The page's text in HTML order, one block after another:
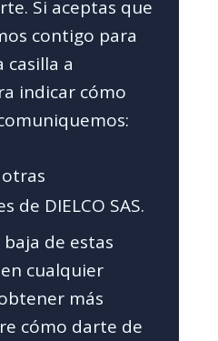
Si aceptas que
contigo para
casilla a
indicar cómo
de DIELCO SAS.
de estas
cualquier
más
cómo darte de